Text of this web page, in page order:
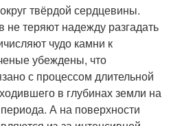
твёрдой сердцевины.
не теряют надежду разгадать
чудо камни к
убеждены, что
с процессом длительной
в глубинах земли на
А на поверхности